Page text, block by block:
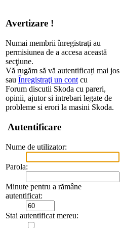
Avertizare !
Numai membrii înregistraţi au
permisiunea de a accesa această
secţiune.
Vă rugăm să vă autentificați mai jos
sau Înregistraţi un cont cu
Forum discutii Skoda cu pareri,
opinii, ajutor si intrebari legate de
probleme si erori la masini Skoda.
Autentificare
Nume de utilizator:
Parola:
Minute pentru a rămâne
autentificat:
Stai autentificat mereu: